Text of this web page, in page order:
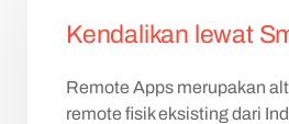
Kendalikan lewat
Remote Apps merupakan
remote fisik eksisting dari